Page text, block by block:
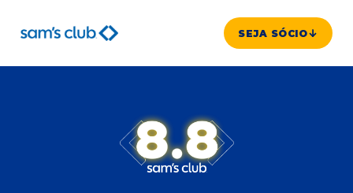
SEJA SÓCIO